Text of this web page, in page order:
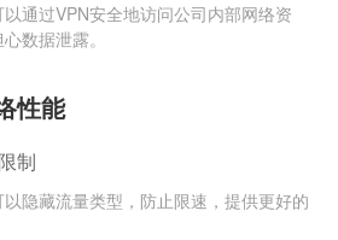
通过VPN安全地访问公司内部网络资
数据泄露。
性能
制
隐藏流量类型，防止限速，提供更好的